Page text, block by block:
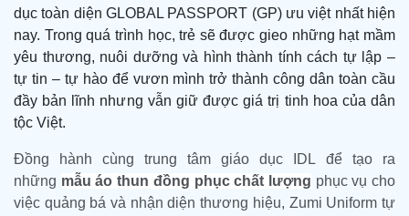
dục toàn diện GLOBAL PASSPORT (GP) ưu việt nhất hiện
nay. Trong quá trình học, trẻ sẽ được gieo những hạt mầm
yêu thương, nuôi dưỡng và hình thành tính cách tự lập –
tự tin – tự hào để vươn mình trở thành công dân toàn cầu
đầy bản lĩnh nhưng vẫn giữ được giá trị tinh hoa của dân
tộc Việt.
Đồng hành cùng trung tâm giáo dục IDL để tạo ra
những mẫu áo thun đồng phục chất lượng phục vụ cho
việc quảng bá và nhận diện thương hiệu, Zumi Uniform tự